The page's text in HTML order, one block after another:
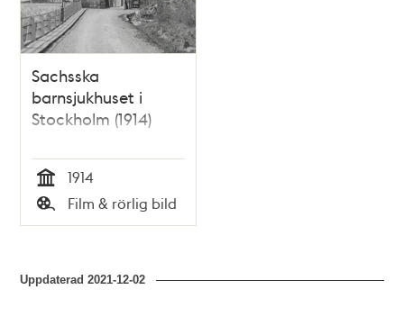
Sachsska
barnsjukhuset i
Stockholm (1914)
Tid
1914
Typ
Film & rörlig bild
Uppdaterad2021-12-02